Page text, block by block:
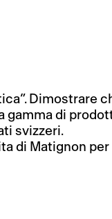
Dimostrare
di
svizzeri.
di Matignon